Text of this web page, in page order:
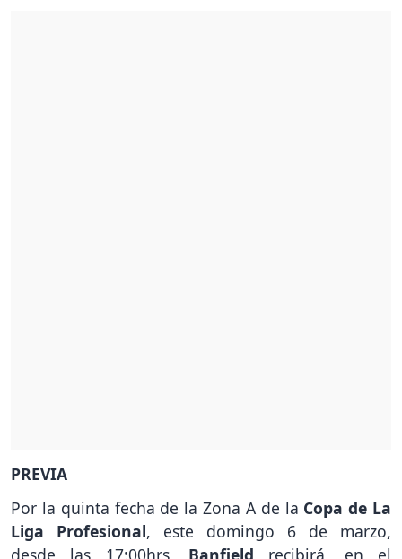
PREVIA
Por la quinta fecha de la Zona A de la Copa de La
Liga Profesional, este domingo 6 de marzo,